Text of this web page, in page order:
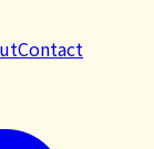
Contact